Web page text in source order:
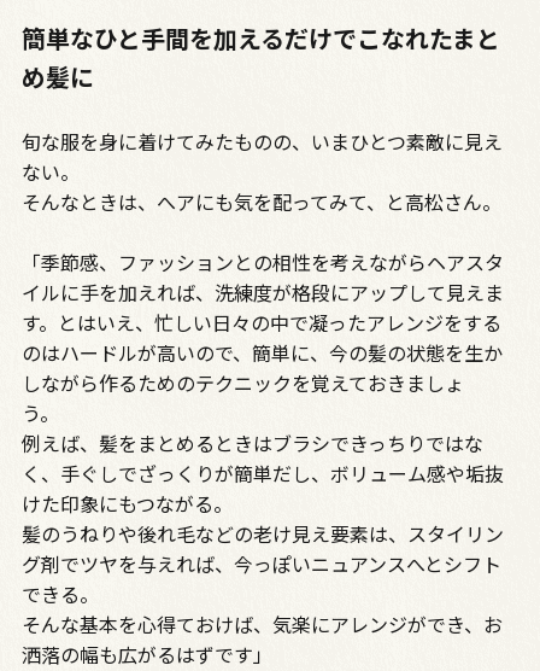
簡単なひと手間を加えるだけでこなれたまと
め髪に
旬な服を身に着けてみたものの、いまひとつ素敵に見え
ない。
そんなときは、へアにも気を配ってみて、と高松さん。
「季節感、ファッションとの相性を考えながらヘアスタ
イルに手を加えれば、洗練度が格段にアップして見えま
す。とはいえ、忙しい日々の中で凝ったアレンジをする
のはハードルが高いので、簡単に、今の髪の状態を生か
しながら作るためのテクニックを覚えておきましょ
う。
例えば、髪をまとめるときはブラシできっちりではな
く、手ぐしでざっくりが簡単だし、ボリューム感や垢抜
けた印象にもつながる。
髪のうねりや後れ毛などの老け見え要素は、スタイリン
グ剤でツヤを与えれば、今っぽいニュアンスへとシフト
できる。
そんな基本を心得ておけば、気楽にアレンジができ、お
洒落の幅も広がるはずです」